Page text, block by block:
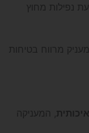
נפילות מחוץ
מרווח בטיחות
, המעניקה